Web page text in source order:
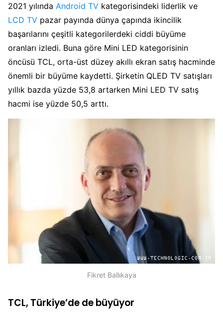
2021 yılında Android TV kategorisindeki liderlik ve
LCD TV pazar payında dünya çapında ikincilik
başarılarını çeşitli kategorilerdeki ciddi büyüme
oranları izledi. Buna göre Mini LED kategorisinin
öncüsü TCL, orta-üst düzey akıllı ekran satış hacminde
önemli bir büyüme kaydetti. Şirketin QLED TV satışları
yıllık bazda yüzde 53,8 artarken Mini LED TV satış
hacmi ise yüzde 50,5 arttı.
Fikret Ballıkaya
TCL, Türkiye’de de büyüyor